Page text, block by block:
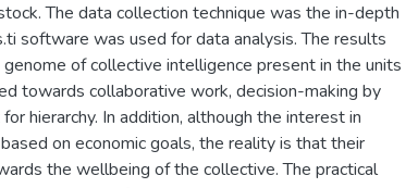
The data collection technique was the in-depth
software was used for data analysis. The results
of collective intelligence present in the units
towards collaborative work, decision-making by
hierarchy. In addition, although the interest in
on economic goals, the reality is that their
the wellbeing of the collective. The practical